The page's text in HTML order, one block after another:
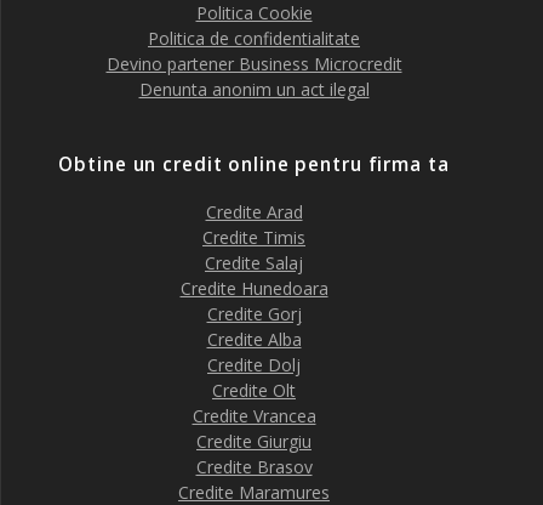
Politica Cookie
Politica de confidentialitate
Devino partener Business Microcredit
Denunta anonim un act ilegal
Obtine un credit online pentru firma ta
Credite Arad
Credite Timis
Credite Salaj
Credite Hunedoara
Credite Gorj
Credite Alba
Credite Dolj
Credite Olt
Credite Vrancea
Credite Giurgiu
Credite Brasov
Credite Maramures